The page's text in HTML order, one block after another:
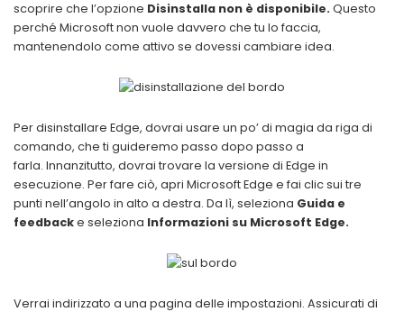
scoprire che l’opzione Disinstalla non è disponibile. Questo
perché Microsoft non vuole davvero che tu lo faccia,
mantenendolo come attivo se dovessi cambiare idea.
Per disinstallare Edge, dovrai usare un po’ di magia da riga di
comando, che ti guideremo passo dopo passo a
farla. Innanzitutto, dovrai trovare la versione di Edge in
esecuzione. Per fare ciò, apri Microsoft Edge e fai clic sui tre
punti nell’angolo in alto a destra. Da lì, seleziona Guida e
feedbacke seleziona Informazioni su Microsoft Edge.
Verrai indirizzato a una pagina delle impostazioni. Assicurati di